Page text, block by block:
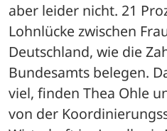
aber leider nicht. 21
Lohnlücke zwischen
Deutschland, wie die
Bundesamts belegen.
viel, finden Thea Ohle
von der